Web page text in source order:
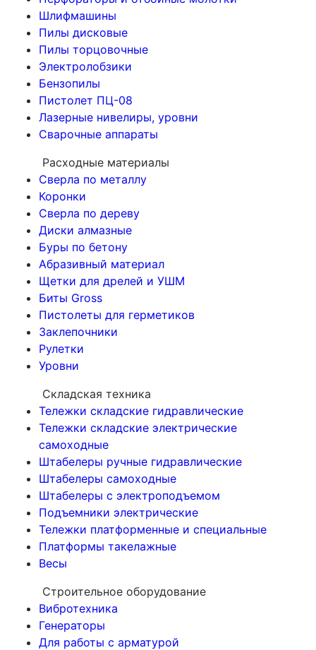
Шлифмашины
Пилы дисковые
Пилы торцовочные
Электролобзики
Бензопилы
Пистолет ПЦ-08
Лазерные нивелиры, уровни
Сварочные аппараты
Расходные материалы
Сверла по металлу
Коронки
Сверла по дереву
Диски алмазные
Буры по бетону
Абразивный материал
Щетки для дрелей и УШМ
Биты Gross
Пистолеты для герметиков
Заклепочники
Рулетки
Уровни
Складская техника
Тележки складские гидравлические
Тележки складские электрические
самоходные
Штабелеры ручные гидравлические
Штабелеры самоходные
Штабелеры с электроподъемом
Подъемники электрические
Тележки платформенные и специальные
Платформы такелажные
Весы
Строительное оборудование
Вибротехника
Генераторы
Для работы с арматурой